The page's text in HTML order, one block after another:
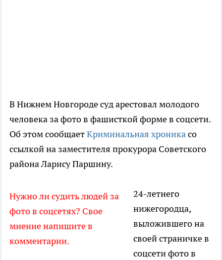
В Нижнем Новгороде суд арестовал молодого
человека за фото в фашисткой форме в соцсети.
Об этом сообщаетКриминальная хроникасо
ссылкой на заместителя прокурора Советского
района Ларису Паршину.
Нужно ли судить людей за
фото в соцсетях? Свое
мнение напишите в
комментарии.
24-летнего
нижегородца,
выложившего на
своей страничке в
соцсети фото в